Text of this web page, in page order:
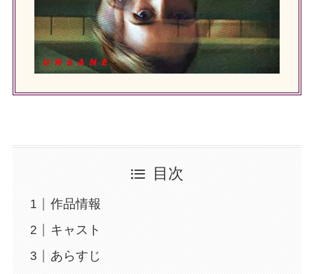
目次
作品情報
キャスト
あらすじ